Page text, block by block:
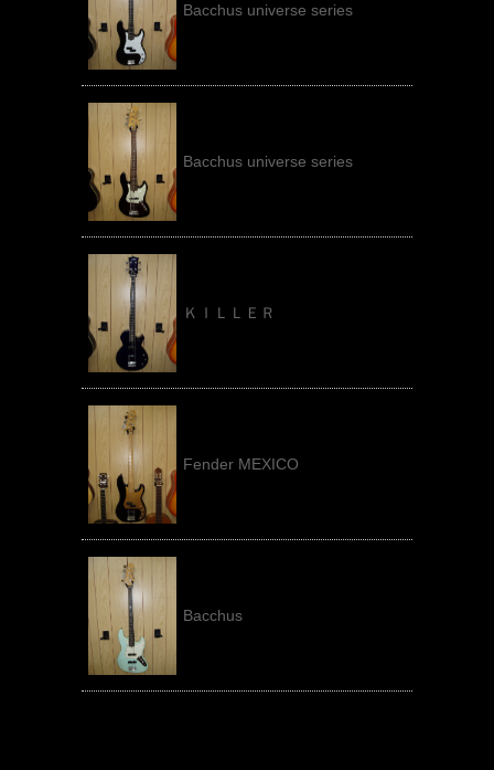
Bacchus universe series
Bacchus universe series
ＫＩＬＬＥＲ
Fender MEXICO
Bacchus